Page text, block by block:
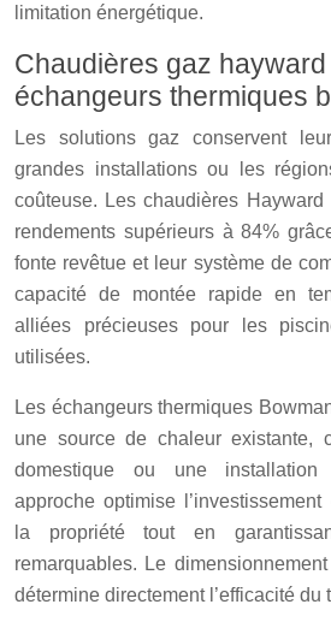
limitation énergétique.
Chaudières gaz
échangeurs thermiques
Les solutions gaz conservent
grandes installations ou les
coûteuse. Les chaudières
rendements supérieurs à 84%
fonte revêtue et leur système de
capacité de montée rapide en
alliées précieuses pour les
utilisées.
Les échangeurs thermiques
une source de chaleur existante,
domestique ou une installation
approche optimise
la propriété tout en
remarquables. Le
détermine directement l’efficacité du